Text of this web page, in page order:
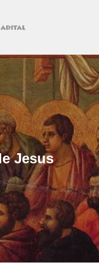
Jesus